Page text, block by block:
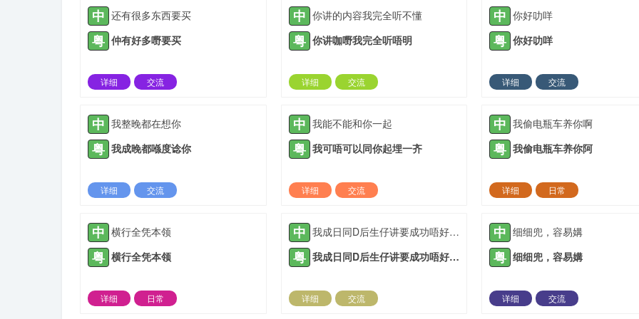
中 还有很多东西要买
粤 仲有好多嘢要买
详细
交流
中 你讲的内容我完全听不懂
粤 你讲咖嘢我完全听唔明
详细
交流
中 你好叻咩
粤 你好叻咩
详细
交流
中 我整晚都在想你
粤 我成晚都喺度谂你
详细
交流
中 我能不能和你一起
粤 我可唔可以同你起埋一齐
详细
交流
中 我偷电瓶车养你啊
粤 我偷电瓶车养你阿
详细
日常
中 横行全凭本领
粤 横行全凭本领
详细
日常
中 我成日同D后生仔讲要成功唔好霖住一步登天
粤 我成日同D后生仔讲要成功唔好霖住一步登天
详细
交流
中 细细兜，容易媾
粤 细细兜，容易媾
详细
交流